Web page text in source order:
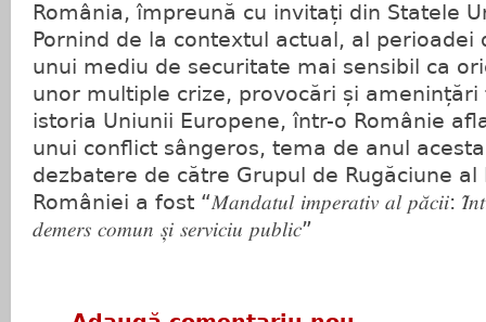
România, împreună cu invitați din Statele
Pornind de la contextul actual, al perioadei
unui mediu de securitate mai sensibil ca
unor multiple crize, provocări și
istoria Uniunii Europene, într-o Românie
unui conflict sângeros, tema de anul
dezbatere de către Grupul de Rugăciune al
României a fost “𝑀𝑎𝑛𝑑𝑎𝑡𝑢𝑙 𝑖𝑚𝑝𝑒𝑟𝑎𝑡𝑖𝑣 𝑎𝑙 𝑝𝑎̆𝑐𝑖𝑖:
𝑑𝑒𝑚𝑒𝑟𝑠 𝑐𝑜𝑚𝑢𝑛 𝑠̦𝑖 𝑠𝑒𝑟𝑣𝑖𝑐𝑖𝑢 𝑝𝑢𝑏𝑙𝑖𝑐”